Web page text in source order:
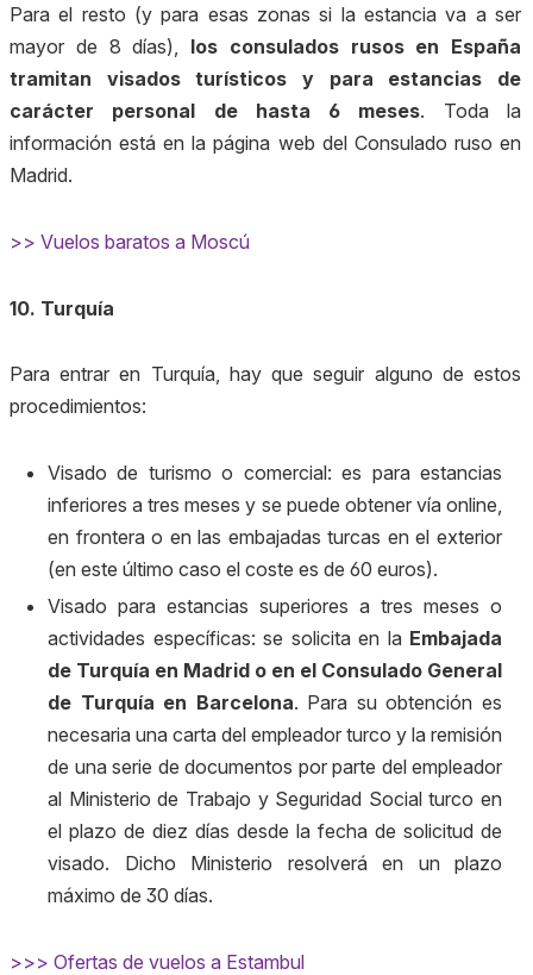
Para el resto (y para esas zonas si la estancia va a ser
mayor de 8 días), los consulados rusos en España
tramitan visados turísticos y para estancias de
carácter personal de hasta 6 meses. Toda la
información está en la página web del Consulado ruso en
Madrid.
>> Vuelos baratos a Moscú
10. Turquía
Para entrar en Turquía, hay que seguir alguno de estos
procedimientos:
Visado de turismo o comercial: es para estancias
inferiores a tres meses y se puede obtener vía online,
en frontera o en las embajadas turcas en el exterior
(en este último caso el coste es de 60 euros).
Visado para estancias superiores a tres meses o
actividades específicas: se solicita en la Embajada
de Turquía en Madrid o en el Consulado General
de Turquía en Barcelona. Para su obtención es
necesaria una carta del empleador turco y la remisión
de una serie de documentos por parte del empleador
al Ministerio de Trabajo y Seguridad Social turco en
el plazo de diez días desde la fecha de solicitud de
visado. Dicho Ministerio resolverá en un plazo
máximo de 30 días.
>>> Ofertas de vuelos a Estambul